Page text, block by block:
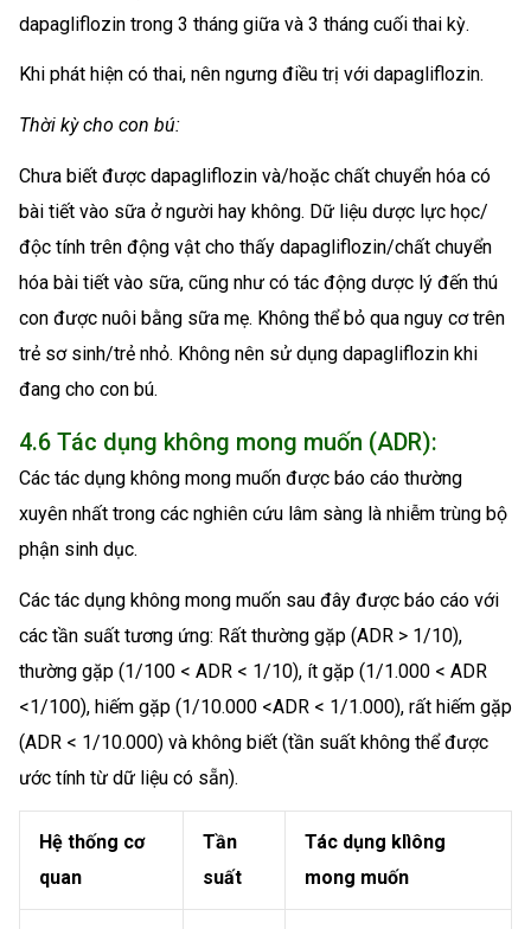
dapagliflozin trong 3 tháng giữa và 3 tháng cuối thai kỳ.
Khi phát hiện có thai, nên ngưng điều trị với dapagliflozin.
Thời kỳ cho con bú:
Chưa biết được dapagliflozin và/hoặc chất chuyển hóa có
bài tiết vào sữa ở người hay không. Dữ liệu dược lực học/
độc tính trên động vật cho thấy dapagliflozin/chất chuyển
hóa bài tiết vào sữa, cũng như có tác động dược lý đến thú
con được nuôi bằng sữa mẹ. Không thể bỏ qua nguy cơ trên
trẻ sơ sinh/trẻ nhỏ. Không nên sử dụng dapagliflozin khi
đang cho con bú.
4.6 Tác dụng không mong muốn (ADR):
Các tác dụng không mong muốn được báo cáo thường
xuyên nhất trong các nghiên cứu lâm sàng là nhiễm trùng bộ
phận sinh dục.
Các tác dụng không mong muốn sau đây được báo cáo với
các tần suất tương ứng: Rất thường gặp (ADR > 1/10),
thường gặp (1/100 < ADR < 1/10), ít gặp (1/1.000 < ADR
<1/100), hiếm gặp (1/10.000 <ADR < 1/1.000), rất hiếm gặp
(ADR < 1/10.000) và không biết (tần suất không thể được
ước tính từ dữ liệu có sẵn).
Hệ thống cơ
quan
Tần
suất
Tác dụng klìông
mong muốn